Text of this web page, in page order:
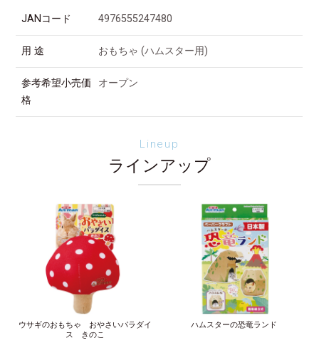
JANコード 4976555247480
用 途 おもちゃ (ハムスター用)
参考希望小売価
格
オープン
Lineup
ラインアップ
ウサギのおもちゃ おやさいパラダイ
ス きのこ
ハムスターの恐竜ランド